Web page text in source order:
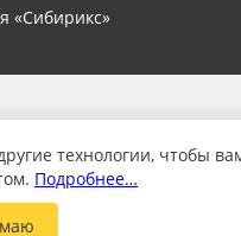
«Сибирикс»
технологии, чтобы
Подробнее…